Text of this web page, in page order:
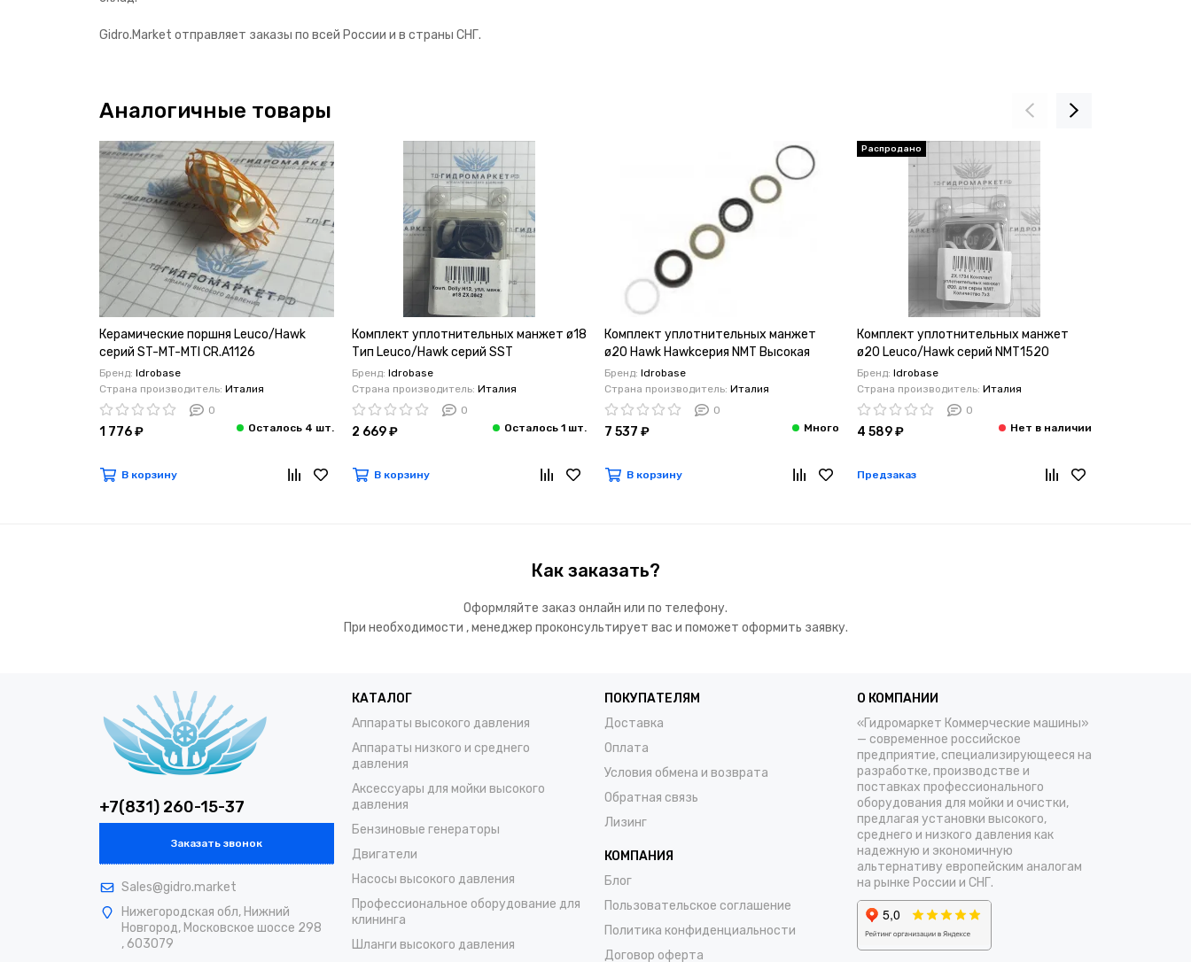
Gidro.Market отправляет заказы по всей России и в страны СНГ.
Аналогичные товары
Керамические поршня Leuco/Hawk
серий ST-MT-MTI CR.A1126
Бренд: Idrobase
Страна производитель: Италия
0
1 776 ₽
В корзину
Комплект уплотнительных манжет ø18
Тип Leuco/Hawk серий SST
Бренд: Idrobase
Страна производитель: Италия
0
2 669 ₽
В корзину
Комплект уплотнительных манжет
ø20 Hawk Hawkсерия NMT Высокая
температура
Бренд: Idrobase
Страна производитель: Италия
0
7 537 ₽
В корзину
Распродано
Комплект уплотнительных манжет
ø20 Leuco/Hawk серий NMT1520
Бренд: Idrobase
Страна производитель: Италия
0
4 589 ₽
Предзаказ
Как заказать?
Оформляйте заказ онлайн или по телефону.
При необходимости , менеджер проконсультирует вас и поможет оформить заявку.
+7(831) 260-15-37
Заказать звонок
Sales@gidro.market
Нижегородская обл, Нижний
Новгород, Московское шоссе 298
, 603079
КАТАЛОГ
Аппараты высокого давления
Аппараты низкого и среднего
давления
Аксессуары для мойки высокого
давления
Бензиновые генераторы
Двигатели
Насосы высокого давления
Профессиональное оборудование для
клининга
Шланги высокого давления
ПОКУПАТЕЛЯМ
Доставка
Оплата
Условия обмена и возврата
Обратная связь
Лизинг
КОМПАНИЯ
Блог
Пользовательское соглашение
Политика конфиденциальности
Договор оферта
О КОМПАНИИ
«Гидромаркет Коммерческие машины»
— современное российское
предприятие, специализирующееся на
разработке, производстве и
поставках профессионального
оборудования для мойки и очистки,
предлагая установки высокого,
среднего и низкого давления как
надежную и экономичную
альтернативу европейским аналогам
на рынке России и СНГ.